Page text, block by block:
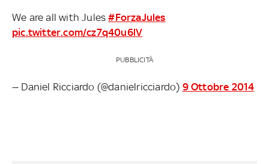
We are all with Jules#ForzaJules
pic.twitter.com/cz7q40u6lV
PUBBLICITÀ
— Daniel Ricciardo (@danielricciardo) 9 Ottobre 2014